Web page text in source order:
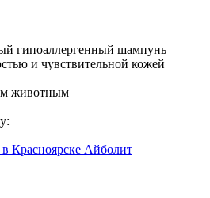
гипоаллергенный шампунь
и чувствительной кожей
животным